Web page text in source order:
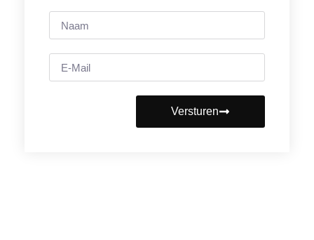
Versturen